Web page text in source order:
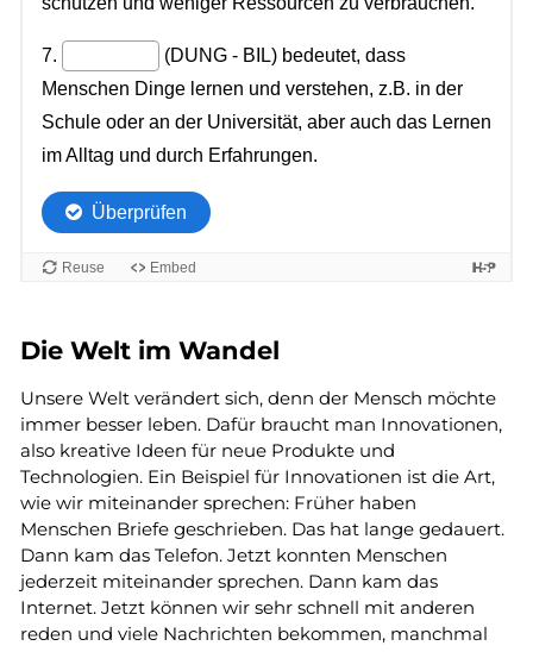
Die Welt im Wandel
Unsere Welt verändert sich, denn der Mensch möchte
immer besser leben. Dafür braucht man Innovationen,
also kreative Ideen für neue Produkte und
Technologien. Ein Beispiel für Innovationen ist die Art,
wie wir miteinander sprechen: Früher haben
Menschen Briefe geschrieben. Das hat lange gedauert.
Dann kam das Telefon. Jetzt konnten Menschen
jederzeit miteinander sprechen. Dann kam das
Internet. Jetzt können wir sehr schnell mit anderen
reden und viele Nachrichten bekommen, manchmal